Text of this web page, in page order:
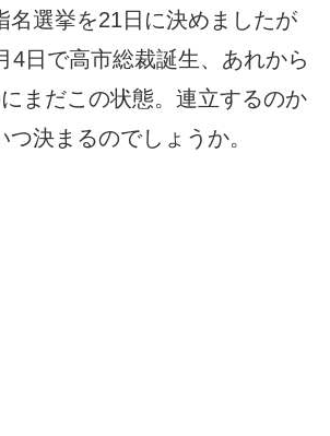
名選挙を21日に決めましたが
4日で高市総裁誕生、あれから
まだこの状態。連立するのか
つ決まるのでしょうか。